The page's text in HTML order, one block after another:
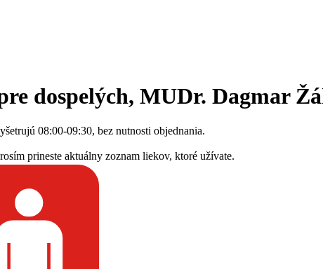
dospelých, MUDr. Dagmar
08:00-09:30, bez nutnosti objednania.
prineste aktuálny zoznam liekov, ktoré užívate.